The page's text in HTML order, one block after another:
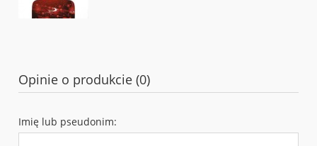
Opinie o produkcie (0)
Imię lub pseudonim: